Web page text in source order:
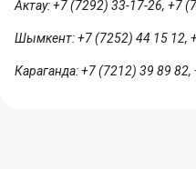
Актау: +7 (7292) 33-17-26, +7
Шымкент: +7 (7252) 44 15 12,
Караганда: +7 (7212) 39 89